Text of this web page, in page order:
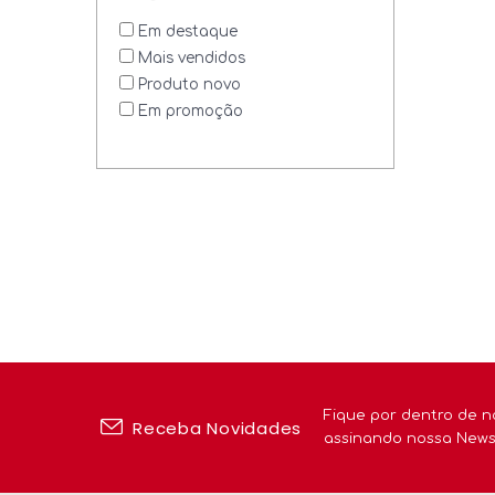
Peças E Acessórios
Em destaque
Mais vendidos
Produto novo
Em promoção
Receba Novidades
Fique por dentro de
assinando nossa